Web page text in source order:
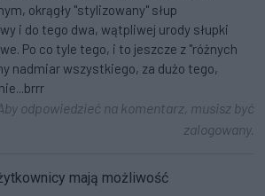
okrągły "stylizowany" słup
i do tego dwa, wątpliwej urody słupki
Po co tyle tego, i to jeszcze z "różnych
nadmiar wszystkiego, za dużo tego,
odpowiedzieć na komentarz, musisz być
zalogowany.
mają możliwość